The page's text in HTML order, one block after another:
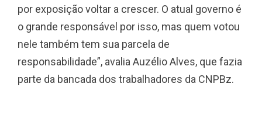
por exposição voltar a crescer. O atual governo é
o grande responsável por isso, mas quem votou
nele também tem sua parcela de
responsabilidade”, avalia Auzélio Alves, que fazia
parte da bancada dos trabalhadores da CNPBz.